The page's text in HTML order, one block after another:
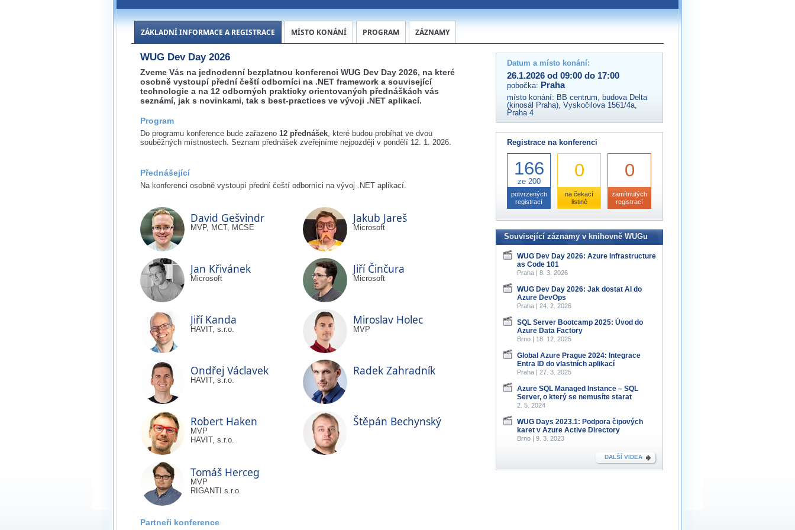
ZÁKLADNÍ INFORMACE A REGISTRACE MÍSTO KONÁNÍ PROGRAM ZÁZNAMY
WUG Dev Day 2026
Zveme Vás na jednodenní bezplatnou konferenci WUG Dev Day 2026, na které
osobně vystoupí přední čeští odborníci na .NET framework a související
technologie a na 12 odborných prakticky orientovaných přednáškách vás
seznámí, jak s novinkami, tak s best-practices ve vývoji .NET aplikací.
Program
Do programu konference bude zařazeno 12 přednášek, které budou probíhat ve dvou
souběžných místnostech. Seznam přednášek zveřejníme nejpozději v pondělí 12. 1. 2026.
Přednášející
Na konferenci osobně vystoupí přední čeští odborníci na vývoj .NET aplikací.
David Gešvindr
MVP, MCT, MCSE
Jakub Jareš
Microsoft
Jan Křivánek
Microsoft
Jiří Činčura
Microsoft
Jiří Kanda
HAVIT, s.r.o.
Miroslav Holec
MVP
Ondřej Václavek
HAVIT, s.r.o.
Radek Zahradník
Robert Haken
MVP
HAVIT, s.r.o.
Štěpán Bechynský
Tomáš Herceg
MVP
RIGANTI s.r.o.
Partneři konference
Datum a místo konání:
26.1.2026 od 09:00 do 17:00
pobočka: Praha
místo konání: BB centrum, budova Delta
(kinosál Praha), Vyskočilova 1561/4a,
Praha 4
Registrace na konferenci
166
ze 200
potvrzených
registrací
0
na čekací
listině
0
zamítnutých
registrací
Související záznamy v knihovně WUGu
WUG Dev Day 2026: Azure Infrastructure
as Code 101
Praha | 8. 3. 2026
WUG Dev Day 2026: Jak dostat AI do
Azure DevOps
Praha | 24. 2. 2026
SQL Server Bootcamp 2025: Úvod do
Azure Data Factory
Brno | 18. 12. 2025
Global Azure Prague 2024: Integrace
Entra ID do vlastních aplikací
Praha | 27. 3. 2025
Azure SQL Managed Instance – SQL
Server, o který se nemusíte starat
2. 5. 2024
WUG Days 2023.1: Podpora čipových
karet v Azure Active Directory
Brno | 9. 3. 2023
DALŠÍ VIDEA